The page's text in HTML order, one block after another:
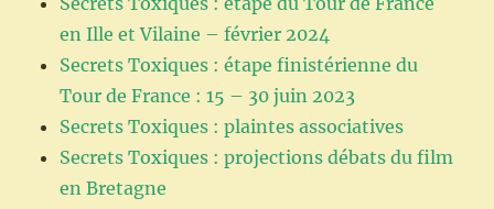
en Ille et Vilaine – février 2024
Secrets Toxiques : étape finistérienne du
Tour de France : 15 – 30 juin 2023
Secrets Toxiques : plaintes associatives
Secrets Toxiques : projections débats du film
en Bretagne